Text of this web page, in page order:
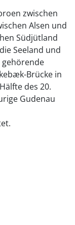
zwischen
Alsen und
Südjütland
Seeland und
Brücke in
des 20.
Gudenau